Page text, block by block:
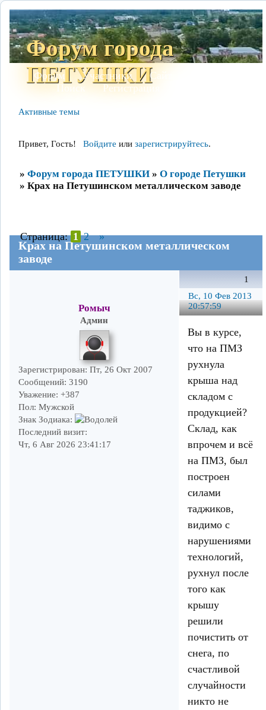
Форум города
ПЕТУШКИ
Форум Участники Сайт
Поиск
Регистрация
Активные темы
Привет, Гость! Войдите или зарегистрируйтесь.
» Форум города ПЕТУШКИ » О городе Петушки
» Крах на Петушинском металлическом заводе
Крах на Петушинском металлическом
заводе
Страница: 1 2 »
1
Вс, 10 Фев 2013
20:57:59
Ромыч
Админ
Зарегистрирован: Пт, 26 Окт 2007
Сообщений: 3190
Уважение: +387
Пол: Мужской
Знак Зодиака:
Последний визит:
Чт, 6 Авг 2026 23:41:17
Вы в курсе,
что на ПМЗ
рухнула
крыша над
складом с
продукцией?
Склад, как
впрочем и всё
на ПМЗ, был
построен
силами
таджиков,
видимо с
нарушениями
технологий,
рухнул после
того как
крышу
решили
почистить от
снега, по
счастливой
случайности
никто не